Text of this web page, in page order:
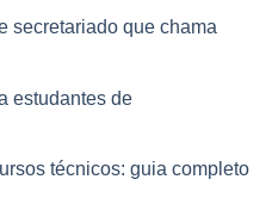
secretariado que chama
estudantes de
técnicos: guia completo